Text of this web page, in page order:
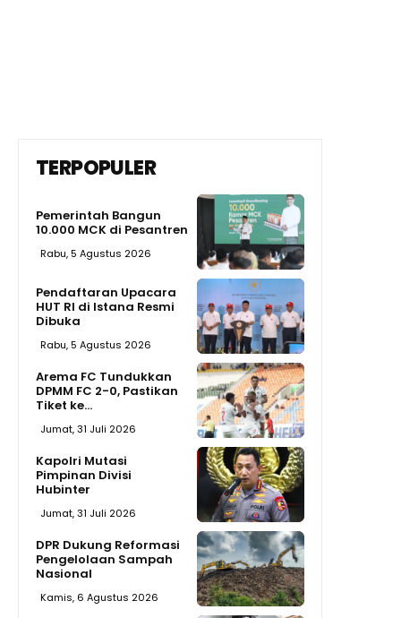
TERPOPULER
Pemerintah Bangun
10.000 MCK di Pesantren
Rabu, 5 Agustus 2026
Pendaftaran Upacara
HUT RI di Istana Resmi
Dibuka
Rabu, 5 Agustus 2026
Arema FC Tundukkan
DPMM FC 2-0, Pastikan
Tiket ke...
Jumat, 31 Juli 2026
Kapolri Mutasi
Pimpinan Divisi
Hubinter
Jumat, 31 Juli 2026
DPR Dukung Reformasi
Pengelolaan Sampah
Nasional
Kamis, 6 Agustus 2026